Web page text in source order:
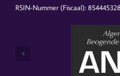
RSIN-Nummer (Fiscaal): 854445328